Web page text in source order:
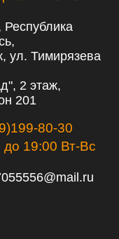
Республика
ул. Тимирязева
2 этаж,
201
80-30
до 19:00 Вт-Вс